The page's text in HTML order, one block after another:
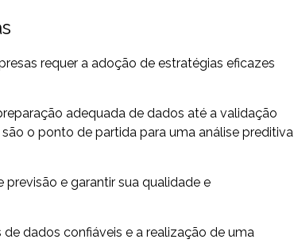
requer a adoção de estratégias eficazes
adequada de dados até a validação
o ponto de partida para uma análise preditiva
e garantir sua qualidade e
dados confiáveis e a realização de uma